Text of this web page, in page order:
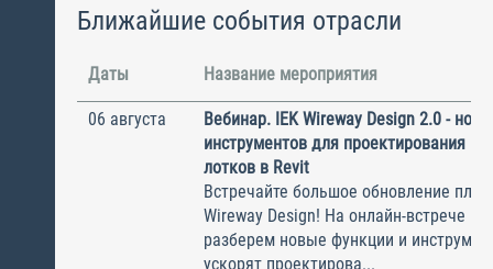
Ближайшие события отрасли
Даты Название мероприятия
06 августа
Вебинар. IEK Wireway Design 2.0 -
инструментов для проектирования
лотков в Revit
Встречайте большое обновление
Wireway Design! На онлайн-встрече
разберем новые функции и
ускорят проектирова...